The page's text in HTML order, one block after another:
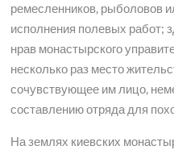
ремесленников, рыболовов
исполнения полевых работ;
нрав монастырского
несколько раз место
сочувствующее им лицо,
составлению отряда для
На землях киевских